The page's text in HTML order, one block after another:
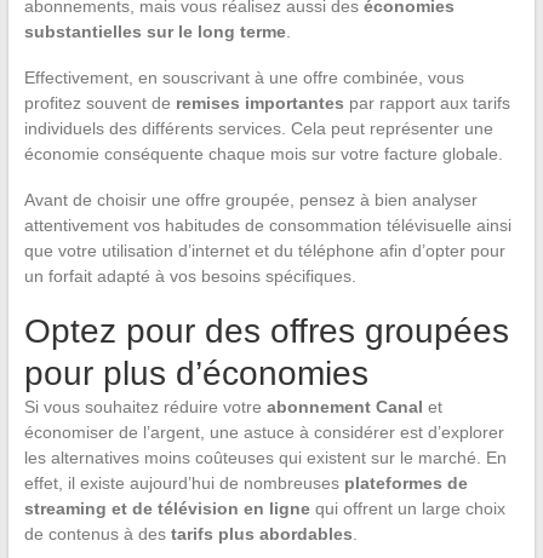
abonnements, mais vous réalisez aussi des économies
substantielles sur le long terme.
Effectivement, en souscrivant à une offre combinée, vous
profitez souvent de remises importantes par rapport aux tarifs
individuels des différents services. Cela peut représenter une
économie conséquente chaque mois sur votre facture globale.
Avant de choisir une offre groupée, pensez à bien analyser
attentivement vos habitudes de consommation télévisuelle ainsi
que votre utilisation d’internet et du téléphone afin d’opter pour
un forfait adapté à vos besoins spécifiques.
Optez pour des offres groupées
pour plus d’économies
Si vous souhaitez réduire votre abonnement Canal et
économiser de l’argent, une astuce à considérer est d’explorer
les alternatives moins coûteuses qui existent sur le marché. En
effet, il existe aujourd’hui de nombreuses plateformes de
streaming et de télévision en lignequi offrent un large choix
de contenus à des tarifs plus abordables